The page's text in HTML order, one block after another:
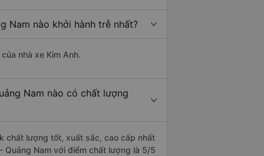
Nam nào khởi hành trễ nhất?
nhà xe Kim Anh.
Nam nào có chất lượng
chất lượng tốt, xuất sắc, cao cấp nhất
Quảng Nam với điểm chất lượng là 5/5